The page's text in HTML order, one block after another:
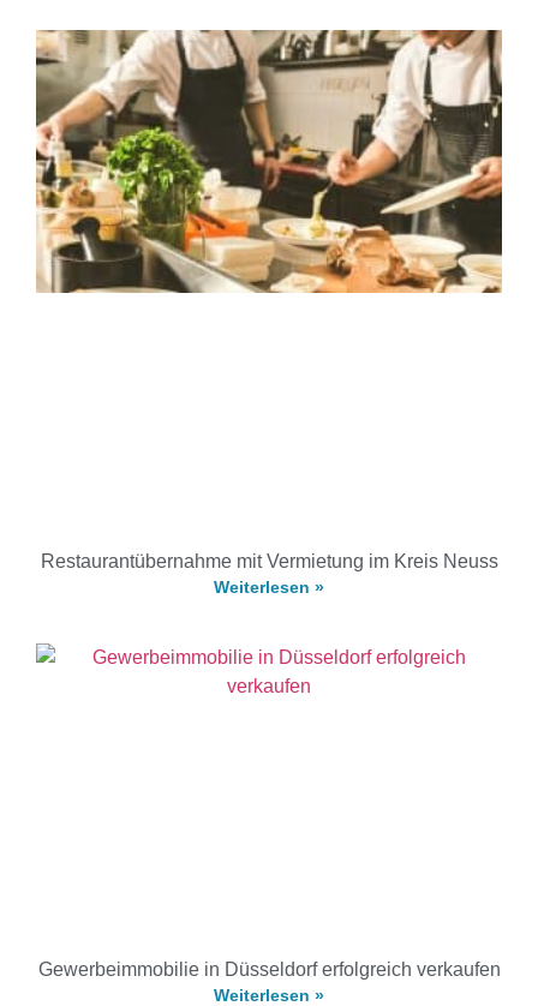
Restaurantübernahme mit Vermietung im Kreis Neuss
Weiterlesen »
Gewerbeimmobilie in Düsseldorf erfolgreich verkaufen
Weiterlesen »